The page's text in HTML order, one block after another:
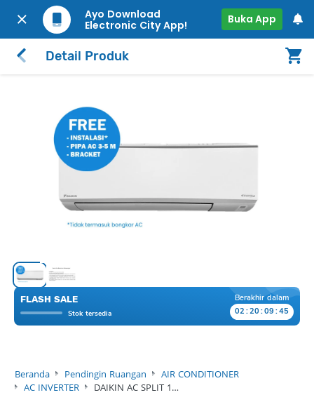
Ayo Download
Electronic City App!
Buka App
Detail Produk
Beranda Pendingin Ruangan
AIR CONDITIONER
AC INVERTER
DAIKIN AC SPLIT 1…
FLASH SALE
Stok tersedia
Berakhir dalam
02 :20 :09 :45